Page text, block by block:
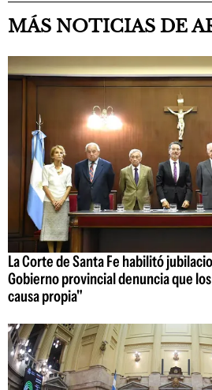
MÁS NOTICIAS DE
La Corte de Santa Fe habilitó
Gobierno provincial denuncia que
causa propia"